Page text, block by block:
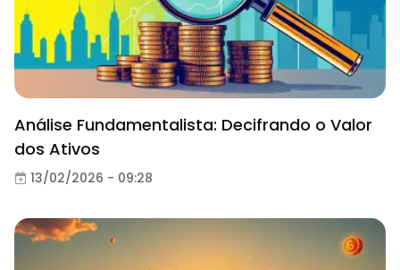
Análise Fundamentalista: Decifrando o Valor
dos Ativos
13/02/2026 - 09:28